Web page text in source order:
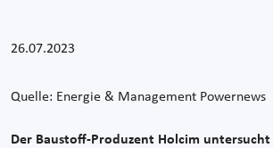
26.07.2023
Quelle: Energie & Management Powernews
Der Baustoff-Produzent Holcim untersucht